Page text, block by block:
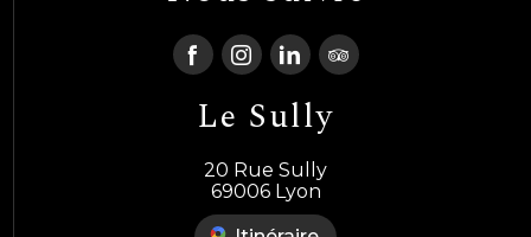
Le Sully
20 Rue Sully
69006 Lyon